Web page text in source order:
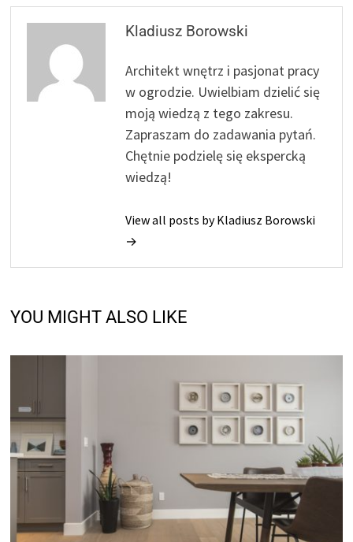
Kladiusz Borowski
Architekt wnętrz i pasjonat pracy
w ogrodzie. Uwielbiam dzielić się
moją wiedzą z tego zakresu.
Zapraszam do zadawania pytań.
Chętnie podzielę się ekspercką
wiedzą!
View all posts by Kladiusz Borowski
→
YOU MIGHT ALSO LIKE